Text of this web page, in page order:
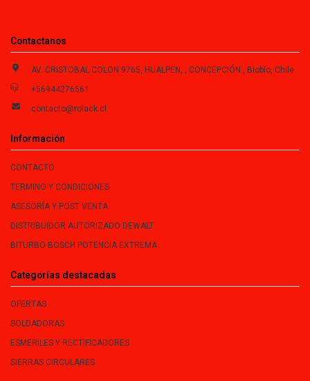
Contactanos
AV. CRISTOBAL COLON 9765, HUALPEN, , CONCEPCIÓN , Biobío, Chile
+56944276561
contacto@rolack.cl
Información
CONTACTO
TERMINO Y CONDICIONES
ASESORÍA Y POST VENTA
DISTRIBUIDOR AUTORIZADO DEWALT
BITURBO BOSCH POTENCIA EXTREMA
Categorías destacadas
OFERTAS
SOLDADORAS
ESMERILES Y RECTIFICADORES
SIERRAS CIRCULARES